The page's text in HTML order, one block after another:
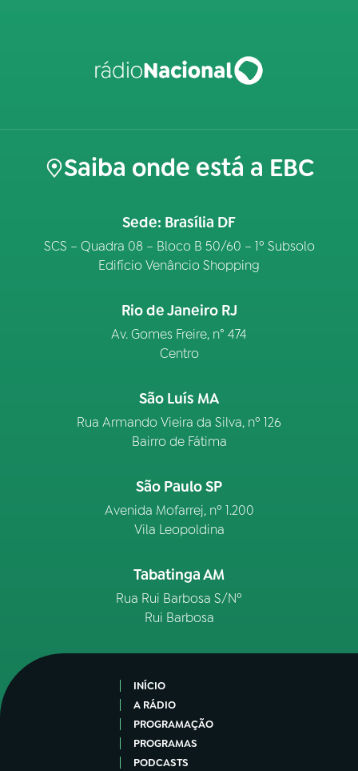
Saiba onde está a EBC
Sede: Brasília DF
SCS – Quadra 08 – Bloco B 50/60 – 1º Subsolo
Edifício Venâncio Shopping
Rio de Janeiro RJ
Av. Gomes Freire, n° 474
Centro
São Luís MA
Rua Armando Vieira da Silva, nº 126
Bairro de Fátima
São Paulo SP
Avenida Mofarrej, nº 1.200
Vila Leopoldina
Tabatinga AM
Rua Rui Barbosa S/Nº
Rui Barbosa
INÍCIO
A RÁDIO
PROGRAMAÇÃO
PROGRAMAS
PODCASTS